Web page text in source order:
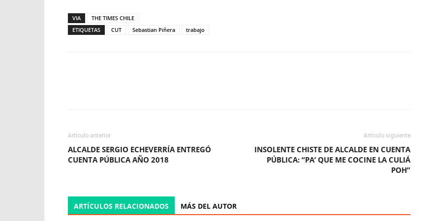
VIA
THE TIMES CHILE
ETIQUETAS
CUT Sebastian Piñera trabajo
Artículo anterior
ALCALDE SERGIO ECHEVERRÍA ENTREGÓ
CUENTA PÚBLICA AÑO 2018
Artículo siguiente
INSOLENTE CHISTE DE ALCALDE EN CUENTA
PÚBLICA: “PA’ QUE ME COCINE LA CULIÁ
POH”
ARTÍCULOS RELACIONADOS MÁS DEL AUTOR